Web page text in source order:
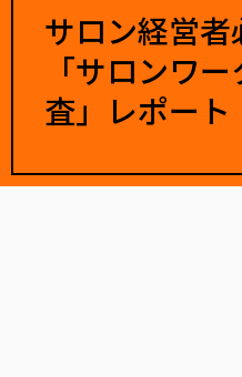
サロン経営
「サロンワ
査」レポート